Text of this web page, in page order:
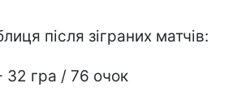
після зіграних матчів:
32 гра / 76 очок